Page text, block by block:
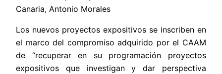
Canaria, Antonio Morales
Los nuevos proyectos expositivos se inscriben en
el marco del compromiso adquirido por el CAAM
de “recuperar en su programación proyectos
expositivos que investigan y dar perspectiva